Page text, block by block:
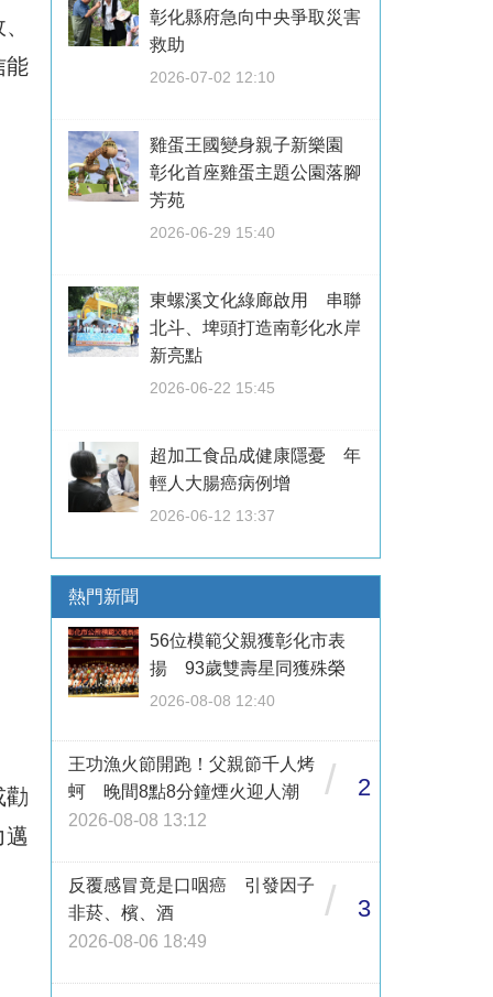
能
勸
邁
彰化縣府急向中央爭取災害
救助
2026-07-02 12:10
雞蛋王國變身親子新樂園
彰化首座雞蛋主題公園落腳
芳苑
2026-06-29 15:40
東螺溪文化綠廊啟用 串聯
北斗、埤頭打造南彰化水岸
新亮點
2026-06-22 15:45
超加工食品成健康隱憂 年
輕人大腸癌病例增
2026-06-12 13:37
熱門新聞
56位模範父親獲彰化市表
揚 93歲雙壽星同獲殊榮
2026-08-08 12:40
王功漁火節開跑！父親節千人烤
蚵 晚間8點8分鐘煙火迎人潮
2026-08-08 13:12
/ 2
反覆感冒竟是口咽癌 引發因子
非菸、檳、酒
2026-08-06 18:49
/ 3